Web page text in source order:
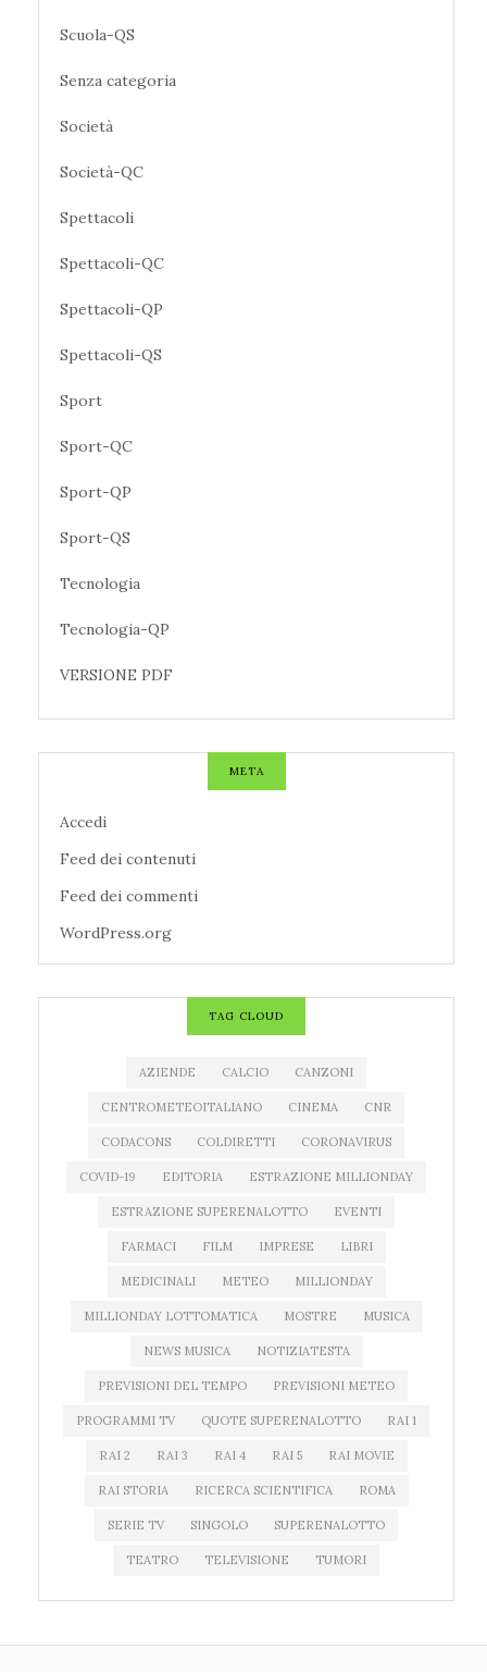
Scuola-QS
Senza categoria
Società
Società-QC
Spettacoli
Spettacoli-QC
Spettacoli-QP
Spettacoli-QS
Sport
Sport-QC
Sport-QP
Sport-QS
Tecnologia
Tecnologia-QP
VERSIONE PDF
META
Accedi
Feed dei contenuti
Feed dei commenti
WordPress.org
TAG CLOUD
AZIENDE CALCIO CANZONI
CENTROMETEOITALIANO CINEMA CNR
CODACONS COLDIRETTI CORONAVIRUS
COVID-19 EDITORIA ESTRAZIONE MILLIONDAY
ESTRAZIONE SUPERENALOTTO EVENTI
FARMACI FILM IMPRESE LIBRI
MEDICINALI METEO MILLIONDAY
MILLIONDAY LOTTOMATICA MOSTRE MUSICA
NEWS MUSICA NOTIZIATESTA
PREVISIONI DEL TEMPO PREVISIONI METEO
PROGRAMMI TV QUOTE SUPERENALOTTO RAI 1
RAI 2 RAI 3 RAI 4 RAI 5 RAI MOVIE
RAI STORIA RICERCA SCIENTIFICA ROMA
SERIE TV SINGOLO SUPERENALOTTO
TEATRO TELEVISIONE TUMORI